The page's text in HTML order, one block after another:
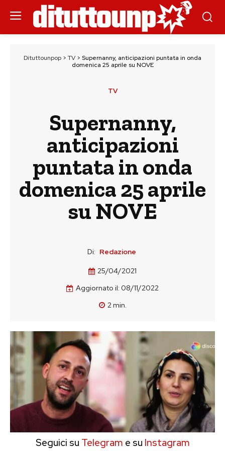
Dituttounpop > TV > Supernanny, anticipazioni puntata in onda
domenica 25 aprile su NOVE
TV
Supernanny,
anticipazioni
puntata in onda
domenica 25 aprile
su NOVE
Di: Redazione
25/04/2021
Aggiornato il: 08/11/2022
2min.
Seguici su Telegram e su Instagram